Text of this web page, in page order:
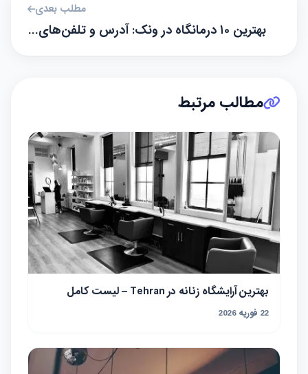
مطلب بعدی
بهترین ۱۰ درمانگاه در ونک: آدرس و تلفن‌های…
مطالب مرتبط
بهترین آرایشگاه زنانه در Tehran – لیست کامل
22 فوریه 2026